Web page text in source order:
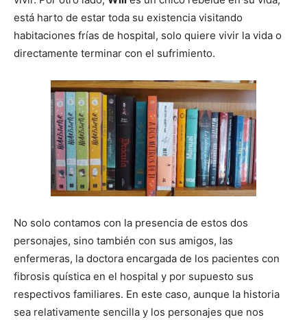
está harto de estar toda su existencia visitando
habitaciones frías de hospital, solo quiere vivir la vida o
directamente terminar con el sufrimiento.
No solo contamos con la presencia de estos dos
personajes, sino también con sus amigos, las
enfermeras, la doctora encargada de los pacientes con
fibrosis quística en el hospital y por supuesto sus
respectivos familiares. En este caso, aunque la historia
sea relativamente sencilla y los personajes que nos